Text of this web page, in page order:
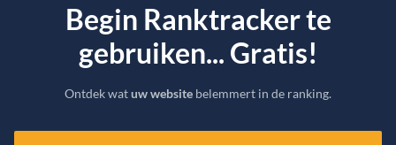
Begin Ranktracker te
gebruiken... Gratis!
Ontdek watuw website belemmert in de ranking.